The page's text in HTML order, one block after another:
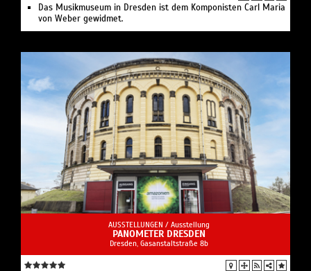
Das Musikmuseum in Dresden ist dem Komponisten Carl Maria
von Weber gewidmet.
AUSSTELLUNGEN / Ausstellung
PANOMETER DRESDEN
Dresden, Gasanstaltstraße 8b